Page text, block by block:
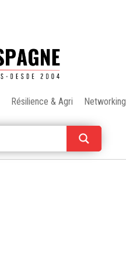
Résilience & Agri Networking